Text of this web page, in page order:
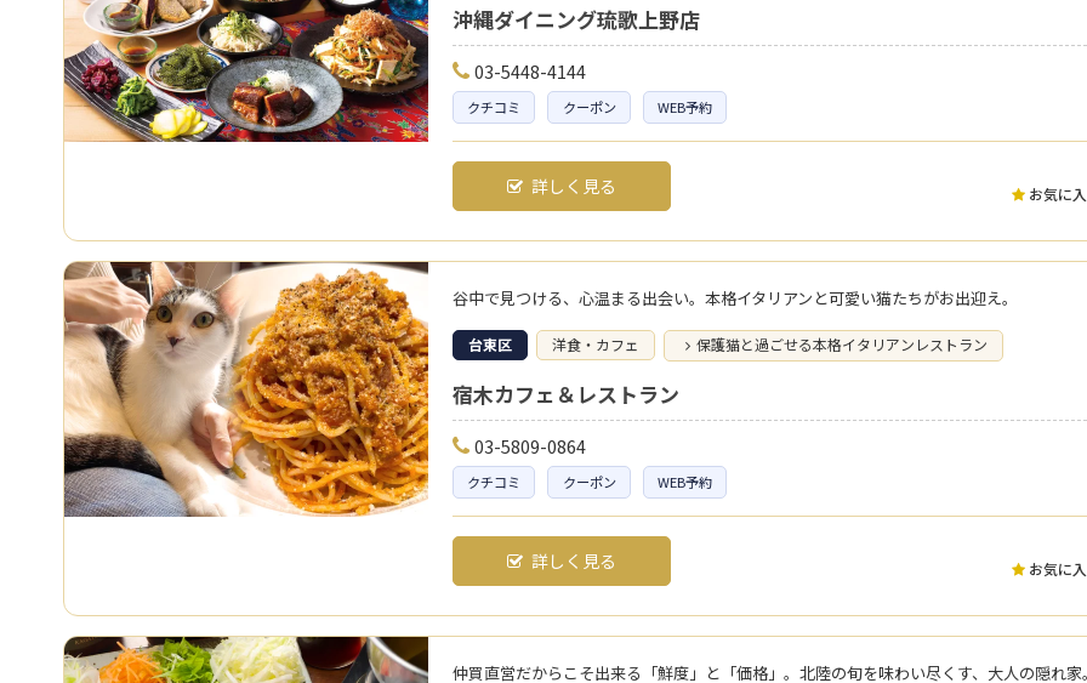
お気に
沖縄ダイニング琉歌上野店
03-5448-4144
クチコミ クーポン WEB予約
詳しく見る
谷中で見つける、心温まる出会い。本格イタリアンと可愛い猫たちがお出迎え。
台東区 洋食・カフェ 保護猫と過ごせる本格イタリアンレストラン
お気に
宿木カフェ＆レストラン
03-5809-0864
クチコミ クーポン WEB予約
詳しく見る
仲買直営だからこそ出来る「鮮度」と「価格」。北陸の旬を味わい尽くす、大人の隠れ家